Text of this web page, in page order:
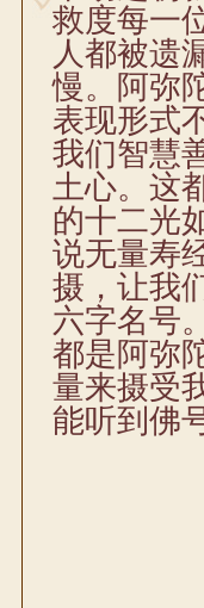
救度每一
人都被遗
慢。阿弥
表现形式
我们智慧
土心。这
的十二光
说无量寿
摄，让我
六字名号
都是阿弥
量来摄受
能听到佛